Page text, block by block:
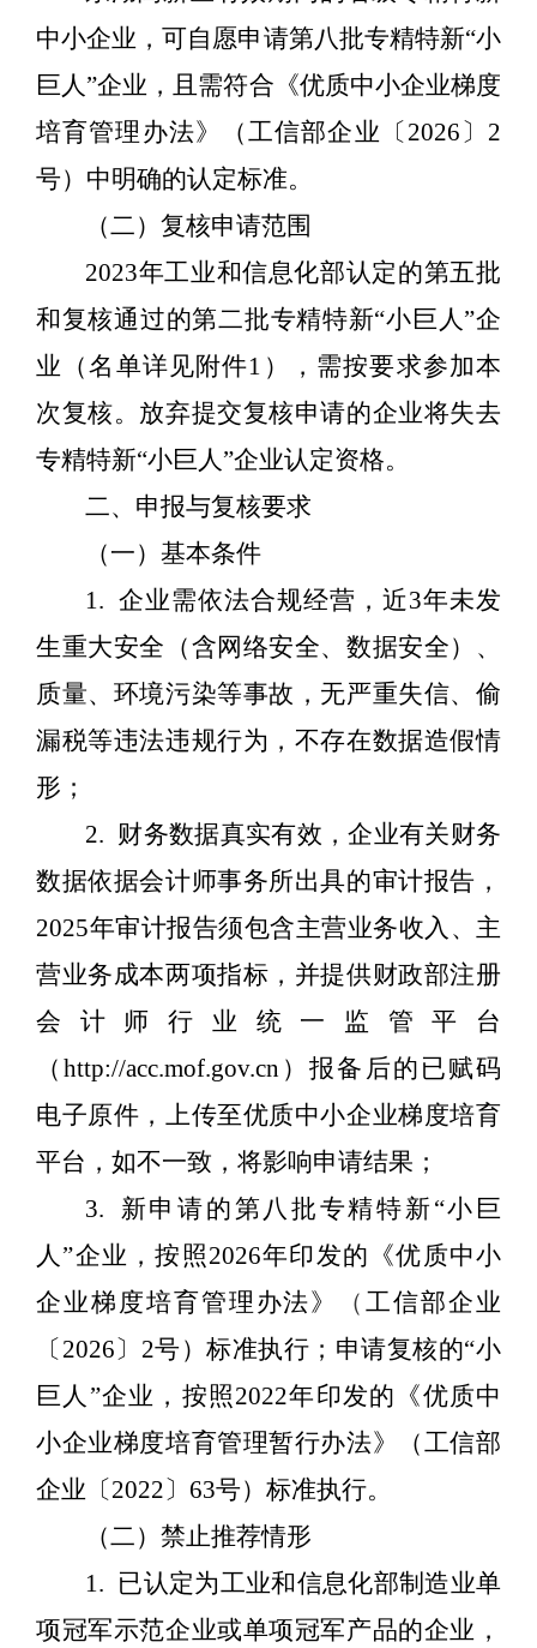
中小企业，可自愿申请第八批专精特新“小
巨人”企业，且需符合《优质中小企业梯度
培育管理办法》（工信部企业〔 2026 〕 2
号） 中明确的认定标准。
（二）复核申请范围
2023年工业和信息化部认定的第五批
和复核通过的第二批专精特新“小巨人”企
业 （名单详见附件1 ） ， 需按要求参加本
次复核。 放弃提交复核申请的企业将失去
专精特新“小巨人”企业认定资格。
二、申报与复核要求
（一）基本条件
1. 企业需依法合规经营，近3年未发
生重大安全（含网络安全、数据安全）、
质量、环境污染等事故，无严重失信、偷
漏税等违法违规行为，不存在数据造假情
形；
2. 财务数据真实有效，企业有关财务
数据依据会计师事务所出具的审计报告，
2025年审计报告须包含主营业务收入、主
营业务成本两项指标，并提供财政部注册
会计师行业统一监管平台
（http://acc.mof.gov.cn ）报备后的已赋码
电子原件，上传至优质中小企业梯度培育
平台，如不一致，将影响申请结果；
3.
新申请的第八批专精特新“小巨
人”企业，按照2026年印发的《优质中小
企业梯度培育管理办法》
（工信部企业
〔 2026〕 2号）标准执行；申请复核的“小
巨人”企业，按照2022年印发的《优质中
小企业梯度培育管理暂行办法》（工信部
企业〔2022〕 63号）标准执行。
（二）禁止推荐情形
1. 已认定为工业和信息化部制造业单
项冠军示范企业或单项冠军产品的企业，